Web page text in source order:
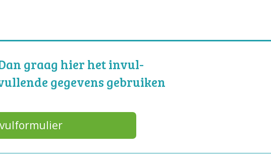
graag hier het invul-
gegevens gebruiken